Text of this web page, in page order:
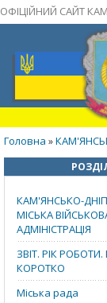
ОФІЦІЙНИЙ САЙТ
Головна »
КАМ'ЯНСЬКО-
МІСЬКА
АДМІНІСТРАЦІЯ
ЗВІТ. РІК
КОРОТКО
Міська рада